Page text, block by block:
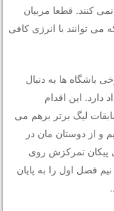
کنند. قطعا مربیان
توانند با انرژی کافی
باشگاه ها به دنبال
این اقدام
لیگ برتر برهم می
و از دوستان مان در
پیکان تمرکزش روی
فصل اول را به پایان